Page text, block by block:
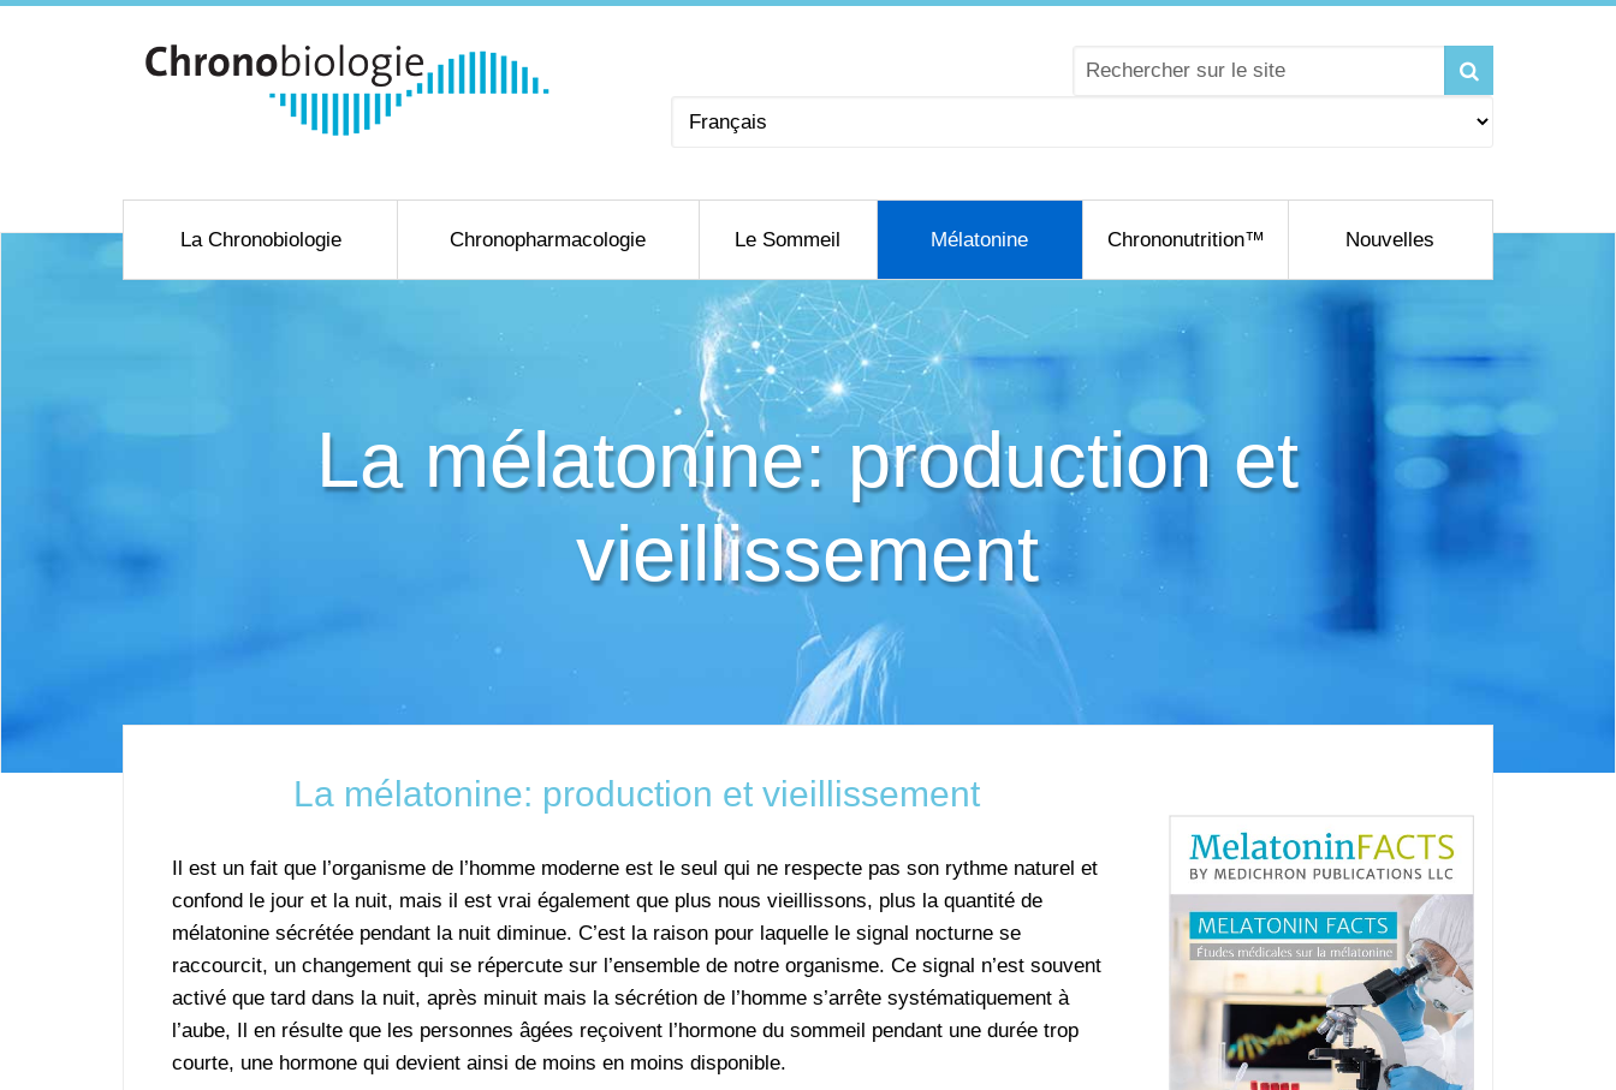
Choisir
La Chronobiologie Chronopharmacologie Le Sommeil Mélatonine Chrononutrition™ Nouvelles
La mélatonine: production et
vieillissement
La mélatonine: production et vieillissement
Il est un fait que l’organisme de l’homme moderne est le seul qui ne respecte pas son rythme naturel et
confond le jour et la nuit, mais il est vrai également que plus nous vieillissons, plus la quantité de
mélatonine sécrétée pendant la nuit diminue. C’est la raison pour laquelle le signal nocturne se
raccourcit, un changement qui se répercute sur l’ensemble de notre organisme. Ce signal n’est souvent
activé que tard dans la nuit, après minuit mais la sécrétion de l’homme s’arrête systématiquement à
l’aube, Il en résulte que les personnes âgées reçoivent l’hormone du sommeil pendant une durée trop
courte, une hormone qui devient ainsi de moins en moins disponible.